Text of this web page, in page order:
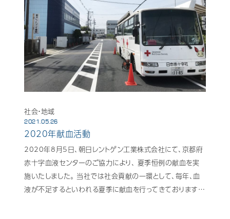
社会・地域
2021.05.26
2020年献血活動
2020年8月5日、朝日レントゲン工業株式会社にて、京都府
赤十字血液センターのご協力により、 夏季恒例の献血を実
施いたしました。 当社では社会貢献の一環として、毎年、血
液が不足するといわれる夏季に献血を行ってきております…